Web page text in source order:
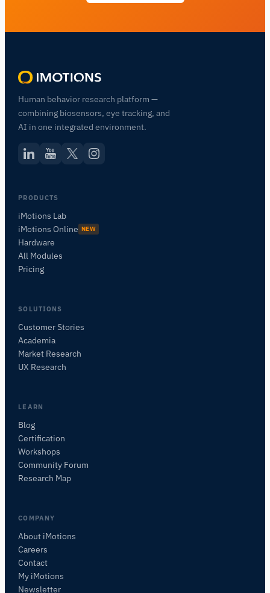
Human behavior research platform —
combining biosensors, eye tracking, and
AI in one integrated environment.
PRODUCTS
iMotions Lab
iMotions Online NEW
Hardware
All Modules
Pricing
SOLUTIONS
Customer Stories
Academia
Market Research
UX Research
LEARN
Blog
Certification
Workshops
Community Forum
Research Map
COMPANY
About iMotions
Careers
Contact
My iMotions
Newsletter
研究方法、製品、センサー、SDK、リソースに
この記事について質問
この記事を要約
これをどう応用できますか？